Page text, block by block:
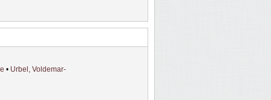
• Urbel, Voldemar-